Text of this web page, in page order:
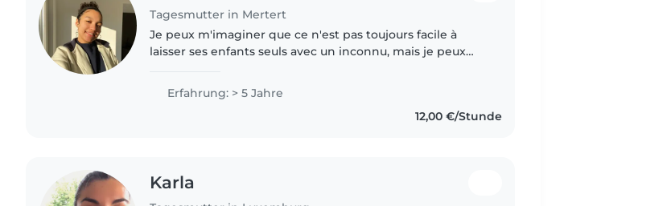
Tagesmutter in Mertert
Je peux m'imaginer que ce n'est pas toujours facile à
laisser ses enfants seuls avec un inconnu, mais je peux
leur caractère,..
Erfahrung: > 5 Jahre
12,00 €/Stunde
Karla